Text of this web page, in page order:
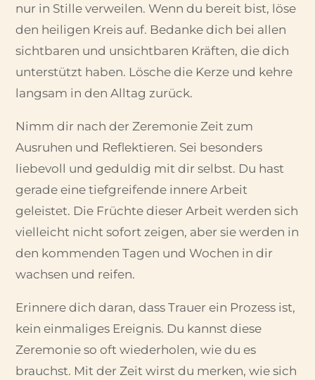
nur in Stille verweilen. Wenn du bereit bist, löse
den heiligen Kreis auf. Bedanke dich bei allen
sichtbaren und unsichtbaren Kräften, die dich
unterstützt haben. Lösche die Kerze und kehre
langsam in den Alltag zurück.
Nimm dir nach der Zeremonie Zeit zum
Ausruhen und Reflektieren. Sei besonders
liebevoll und geduldig mit dir selbst. Du hast
gerade eine tiefgreifende innere Arbeit
geleistet. Die Früchte dieser Arbeit werden sich
vielleicht nicht sofort zeigen, aber sie werden in
den kommenden Tagen und Wochen in dir
wachsen und reifen.
Erinnere dich daran, dass Trauer ein Prozess ist,
kein einmaliges Ereignis. Du kannst diese
Zeremonie so oft wiederholen, wie du es
brauchst. Mit der Zeit wirst du merken, wie sich